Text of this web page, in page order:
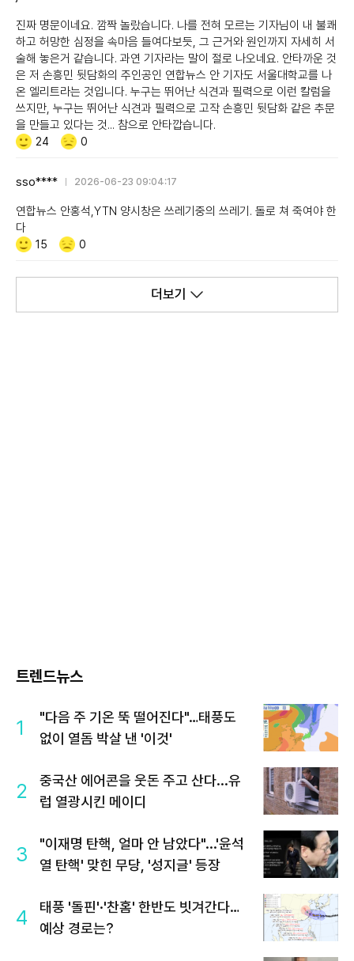
진짜 명문이네요. 깜짝 놀랐습니다. 나를 전혀 모르는 기자님이 내 불쾌
하고 허망한 심정을 속마음 들여다보듯, 그 근거와 원인까지 자세히 서
술해 놓은거 같습니다. 과연 기자라는 말이 절로 나오네요. 안타까운 것
은 저 손흥민 뒷담화의 주인공인 연합뉴스 안 기자도 서울대학교를 나
온 엘리트라는 것입니다. 누구는 뛰어난 식견과 필력으로 이런 칼럼을
쓰지만, 누구는 뛰어난 식견과 필력으로 고작 손흥민 뒷담화 같은 추문
을 만들고 있다는 것... 참으로 안타깝습니다.
Like/Dislike
공
24
비
0
sso**** 2026-06-23 09:04:17
연합뉴스 안홍석,YTN 양시창은 쓰레기중의 쓰레기. 돌로 쳐 죽여야 한
다
Like/Dislike
공
15
비
감
0
더보기
트렌드뉴스
1
"다음 주 기온 뚝 떨어진다"…태풍도
없이 열돔 박살 낸 '이것'
2
중국산 에어콘을 웃돈 주고 산다...유
럽 열광시킨 메이디
3
"이재명 탄핵, 얼마 안 남았다"...'윤석
열 탄핵' 맞힌 무당, '성지글' 등장
4
태풍 '돌핀'·'찬홈' 한반도 빗겨간다…
예상 경로는?